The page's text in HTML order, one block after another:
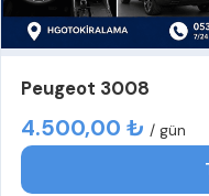
Peugeot 3008
4.500,00 ₺ / gün